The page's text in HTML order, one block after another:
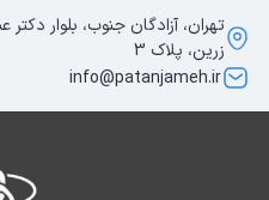
تهران، آزادگان جنوب، بلوار
زرین، پلاک 3
info@patanjameh.ir